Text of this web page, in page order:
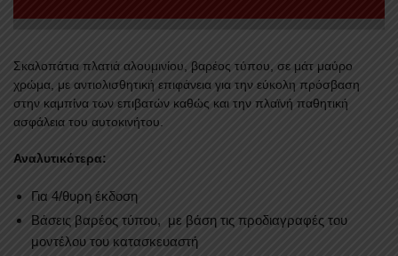
Σκαλοπάτια πλατιά αλουμινίου, βαρέος τύπου, σε μάτ μαύρο
χρώμα, με αντιολισθητική επιφάνεια για την εύκολη πρόσβαση
στην καμπίνα των επιβατών καθώς και την πλαϊνή παθητική
ασφάλεια του αυτοκινήτου.
Αναλυτικότερα:
Για 4/θυρη έκδοση
Βάσεις βαρέος τύπου, με βάση τις προδιαγραφές του
μοντέλου του κατασκευαστή